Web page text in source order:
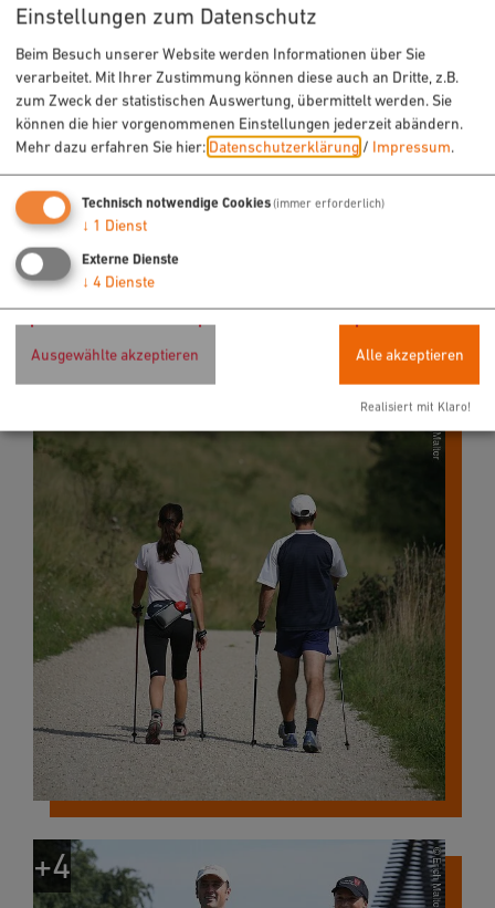
Amt für Touristik - Tourist-Information
Rathausplatz 1
92318 Neumarkt
09181 255-125
Startpunkt der einzelnen Routen ist der
Parkplatz Lengenbachtal zwischen Höhenberg und
Helena
Einstellungen zum Datenschutz
Beim Besuch unserer Website werden Informationen über Sie
verarbeitet. Mit Ihrer Zustimmung können diese auch an Dritte, z.B.
zum Zweck der statistischen Auswertung, übermittelt werden. Sie
können die hier vorgenommenen Einstellungen jederzeit abändern.
Mehr dazu erfahren Sie hier: Datenschutzerklärung / Impressum.
Technisch notwendige Cookies(immer erforderlich)
↓ 1 Dienst
Externe Dienste
↓ 4 Dienste
Ausgewählte akzeptieren Alle akzeptieren
Realisiert mit Klaro!